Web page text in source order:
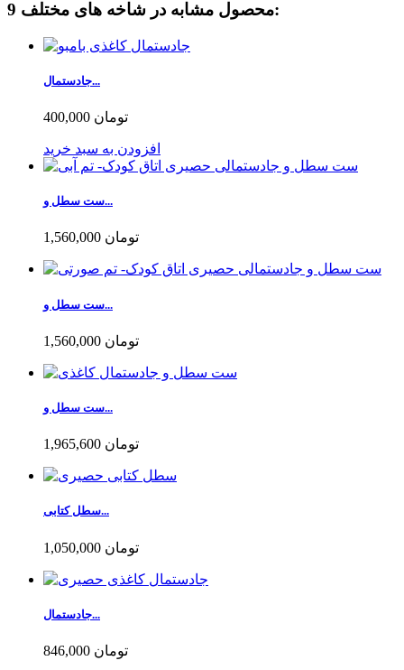
9 محصول مشابه در شاخه های مختلف:
جادستمال...
400,000 تومان
افزودن به سبد خرید
ست سطل و...
1,560,000 تومان
ست سطل و...
1,560,000 تومان
ست سطل و...
1,965,600 تومان
سطل کتابی...
1,050,000 تومان
جادستمال...
846,000 تومان